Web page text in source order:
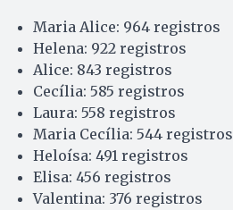
Maria Alice: 964 registros
Helena: 922 registros
Alice: 843 registros
Cecília: 585 registros
Laura: 558 registros
Maria Cecília: 544 registros
Heloísa: 491 registros
Elisa: 456 registros
Valentina: 376 registros